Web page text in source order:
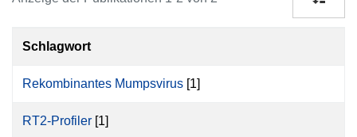
Schlagwort
Rekombinantes Mumpsvirus [1]
RT2-Profiler [1]